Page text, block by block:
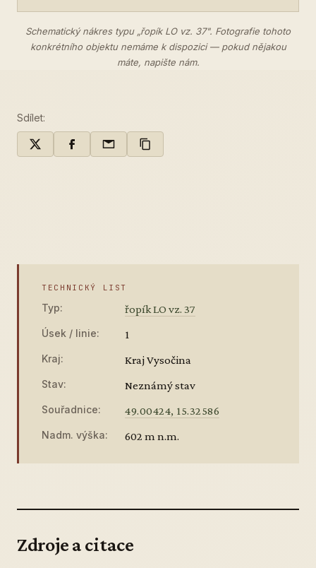
Schematický nákres typu „řopík LO vz. 37". Fotografie tohoto
konkrétního objektu nemáme k dispozici — pokud nějakou
máte, napište nám.
Sdílet:
TECHNICKÝ LIST
Typ: řopík LO vz. 37
Úsek / linie: 1
Kraj: Kraj Vysočina
Stav: Neznámý stav
Souřadnice: 49.00424, 15.32586
Nadm. výška: 602 m n.m.
Zdroje a citace